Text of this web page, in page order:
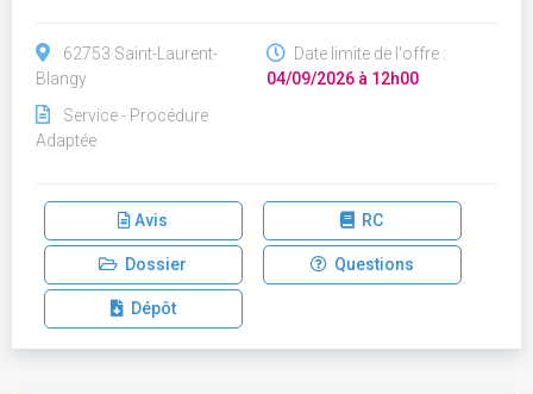
62753 Saint-Laurent-
Blangy
Service - Procédure
Adaptée
Date limite de l'offre :
04/09/2026 à 12h00
Avis RC
Dossier Questions
Dépôt